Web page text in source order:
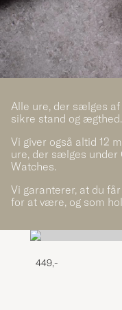
Alle ure, der sælges
sikre stand og ægthed.
Vi giver også altid 12
ure, der sælges under
Watches.
Vi garanterer, at du
for at være, og som
449,-